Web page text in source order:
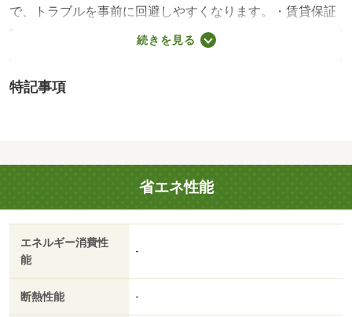
で、トラブルを事前に回避しやすくなります。・賃貸保証
等：加入要（保証会社の利用 利用料の１００％～１２
０％）・鍵交換代：あり１６，５００円～・浴室乾燥機を
急激な温度変化によるヒートショックの予防もできます。
続きを見る
特記事項
省エネ性能
エネルギー消費性
能
-
断熱性能 -